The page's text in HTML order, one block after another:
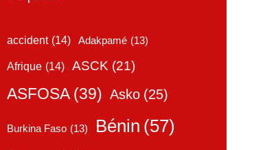
accident (14) Adakpamé (13)
Afrique (14) ASCK (21)
ASFOSA (39) Asko (25)
Burkina Faso (13) Bénin (57)